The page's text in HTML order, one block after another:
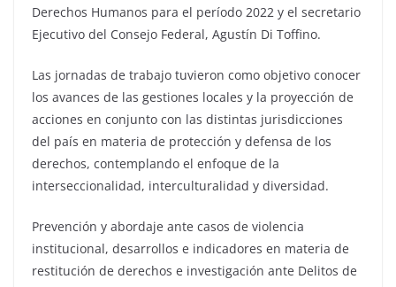
Derechos Humanos para el período 2022 y el secretario
Ejecutivo del Consejo Federal, Agustín Di Toffino.
Las jornadas de trabajo tuvieron como objetivo conocer
los avances de las gestiones locales y la proyección de
acciones en conjunto con las distintas jurisdicciones
del país en materia de protección y defensa de los
derechos, contemplando el enfoque de la
interseccionalidad, interculturalidad y diversidad.
Prevención y abordaje ante casos de violencia
institucional, desarrollos e indicadores en materia de
restitución de derechos e investigación ante Delitos de